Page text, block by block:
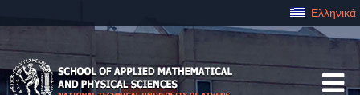
Ελληνικά